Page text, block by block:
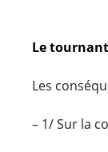
Le
Les
– 1/ Sur la